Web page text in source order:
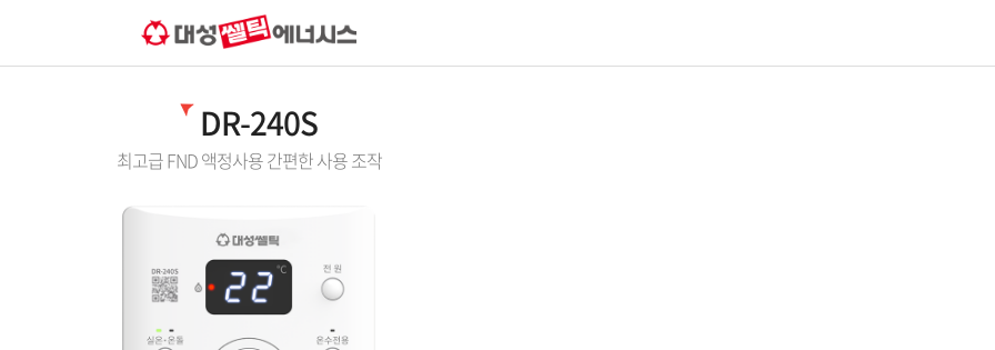
DR-240S
최고급 FND 액정사용 간편한 사용 조작